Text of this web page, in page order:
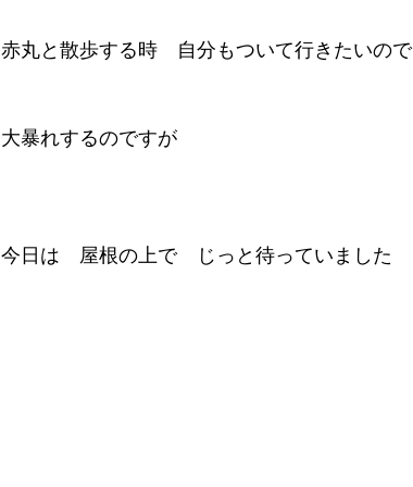
赤丸と散歩する時　自分もついて行きたいので
大暴れするのですが
今日は　屋根の上で　じっと待っていました